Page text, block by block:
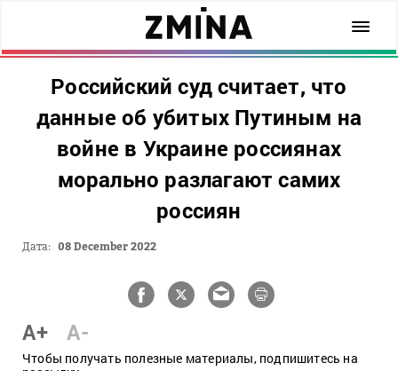
Российский суд считает, что
данные об убитых Путиным на
войне в Украине россиянах
морально разлагают самих
россиян
Дата: 08 December 2022
A+ A-
Чтобы получать полезные материалы, подпишитесь на